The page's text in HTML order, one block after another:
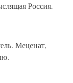
Россия.
Меценат,